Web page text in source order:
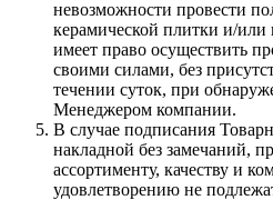
невозможности провести
керамической плитки и/или
имеет право осуществить
своими силами, без
течении суток, при
Менеджером компании.
В случае подписания
накладной без замечаний,
ассортименту, качеству и
удовлетворению не